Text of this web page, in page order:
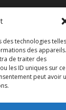
des technologies telles
des appareils.
de traiter des
les ID uniques sur ce
peut avoir